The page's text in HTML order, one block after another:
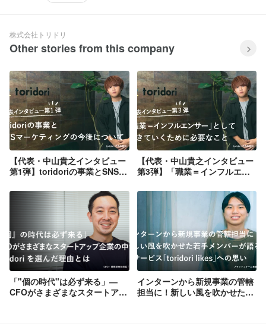
株式会社トリドリ
Other stories from this company
【代表・中山貴之インタビュー
第1弾】toridoriの事業とSNSマ
【代表・中山貴之インタビュー
第3弾】「職業＝インフルエン
必要なこと
「"個の時代"は必ず来る」―
CFOがさまざまなスタートアッ
インターンから新規事業の管轄
担当に！新しい風を吹かせた若